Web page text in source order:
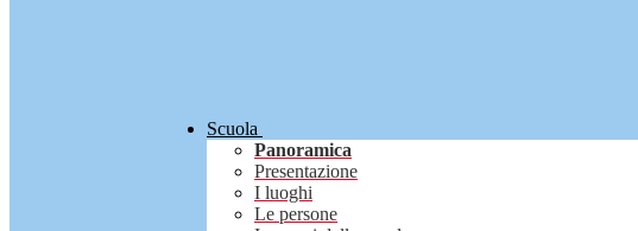
Scuola
Panoramica
Presentazione
I luoghi
Le persone